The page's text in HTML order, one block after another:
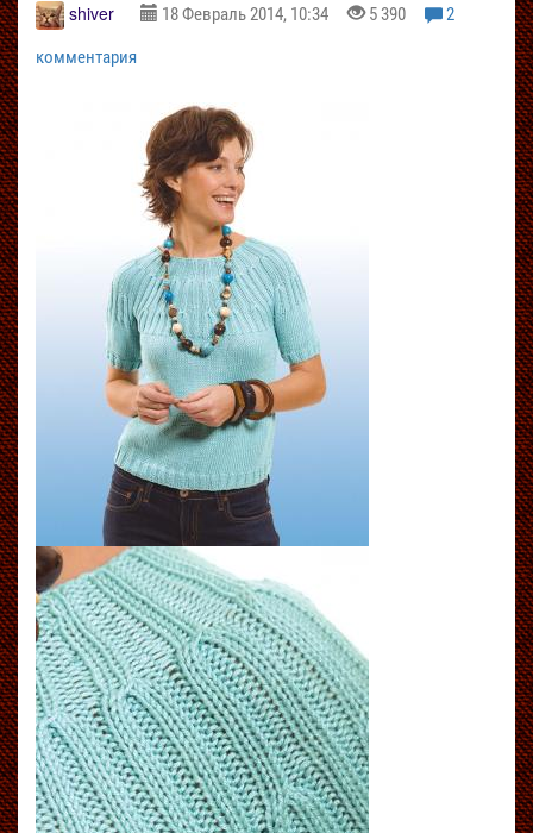
shiver
18 Февраль 2014, 10:34 5 390
2
комментария